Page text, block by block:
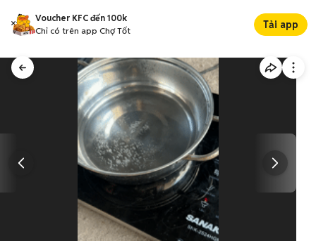
Voucher KFC đến 100k
Chỉ có trên app Chợ Tốt
Tải app